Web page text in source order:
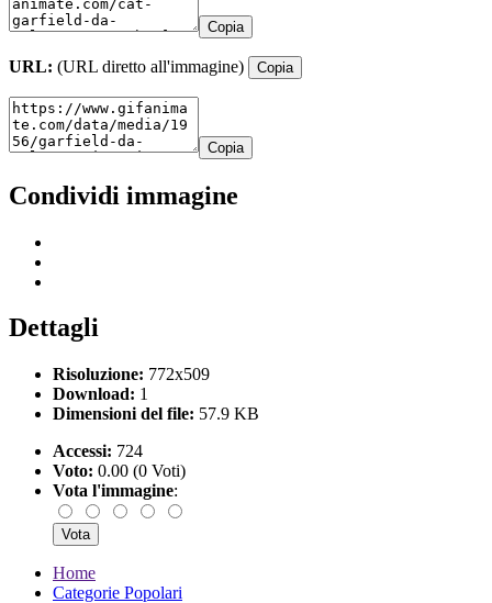
Copia
URL: (URL diretto all'immagine) Copia
Copia
Condividi immagine
Dettagli
Risoluzione: 772x509
Download: 1
Dimensioni del file: 57.9 KB
Accessi: 724
Voto: 0.00 (0 Voti)
Vota l'immagine:
Home
Categorie Popolari